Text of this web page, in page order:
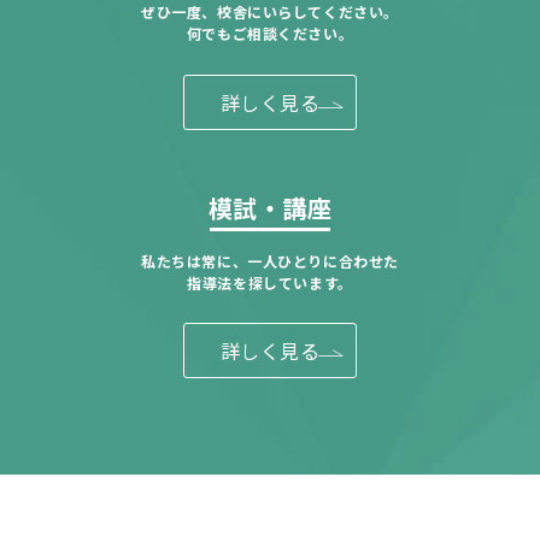
ぜひ一度、校舎にいらしてください。
何でもご相談ください。
詳しく見る
模試・講座
私たちは常に、一人ひとりに合わせた
指導法を探しています。
詳しく見る